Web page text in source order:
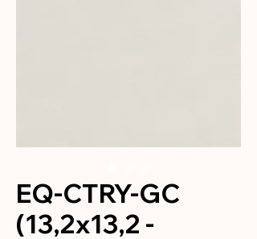
EQ-CTRY-GC
(13,2x13,2 -